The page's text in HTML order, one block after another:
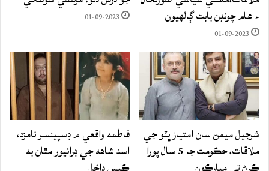
۽ عام چونڊن بابت ڳالهيون
01-09-2023
01-09-2023
شرجيل ميمڻ سان امتياز ڀٽو جي
ملاقات، حڪومت جا 5 سال پورا
فاطمه واقعي ۾ ڊسپينسر نامزد،
اسد شاهه جي ڊرائيور مٿان به